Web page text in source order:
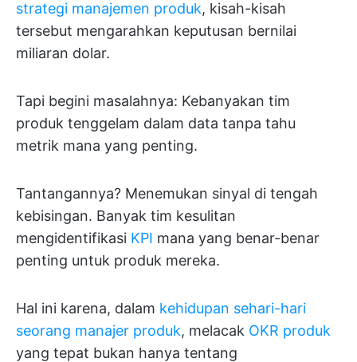
strategi manajemen produk, kisah-kisah
tersebut mengarahkan keputusan bernilai
miliaran dolar.
Tapi begini masalahnya: Kebanyakan tim
produk tenggelam dalam data tanpa tahu
metrik mana yang penting.
Tantangannya? Menemukan sinyal di tengah
kebisingan. Banyak tim kesulitan
mengidentifikasi KPI mana yang benar-benar
penting untuk produk mereka.
Hal ini karena, dalam kehidupan sehari-hari
seorang manajer produk, melacak OKR produk
yang tepat bukan hanya tentang